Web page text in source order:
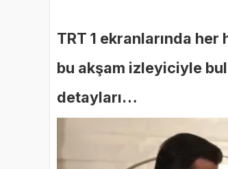
TRT 1 ekranlarında
bu akşam izleyiciyle
detayları…